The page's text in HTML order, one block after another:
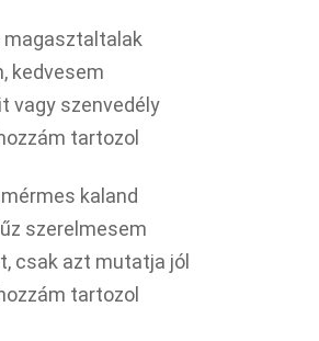
kedvesem
vagy szenvedély
tartozol
kaland
szerelmesem
csak azt mutatja jól
tartozol